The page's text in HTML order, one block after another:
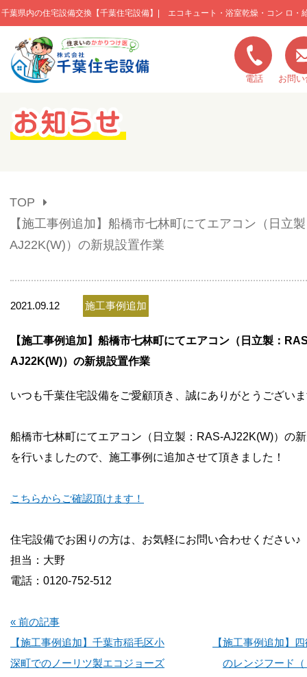
千葉県内の住宅設備交換【千葉住宅設備】| エコキュート・浴室乾燥・コン ロ・
このページの本文へ移動
電話 お問
キャンペーン一覧
お問い合わせ
会社概要
TOP
【施工事例追加】船橋市七林町にてエアコン（日立
AJ22K(W)）の新規設置作業
2021.09.12 施工事例追加
【施工事例追加】船橋市七林町にてエアコン（日立製：
AJ22K(W)）の新規設置作業
いつも千葉住宅設備をご愛顧頂き、誠にありがとうござい
船橋市七林町にてエアコン（日立製：RAS-AJ22K(W)）の
を行いましたので、施工事例に追加させて頂きました！
こちらからご確認頂けます！
住宅設備でお困りの方は、お気軽にお問い合わせください♪
担当：大野
電話：0120-752-512
« 前の記事
【施工事例追加】千葉市稲毛区小
深町でのノーリツ製エコジョーズ
【施工事例追加】
のレンジフード